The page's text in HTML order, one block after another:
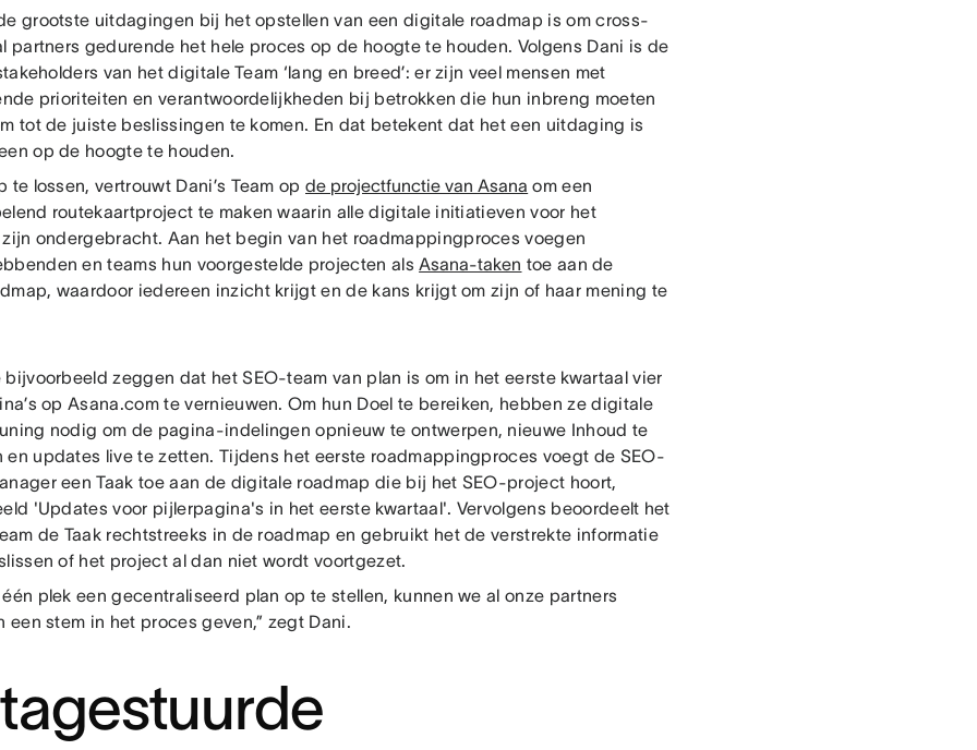
grootste uitdagingen bij het opstellen van een digitale roadmap is om cross-
partners gedurende het hele proces op de hoogte te houden. Volgens Dani is de
van het digitale Team ‘lang en breed’: er zijn veel mensen met
prioriteiten en verantwoordelijkheden bij betrokken die hun inbreng moeten
tot de juiste beslissingen te komen. En dat betekent dat het een uitdaging is
op de hoogte te houden.
te lossen, vertrouwt Dani’s Team opde projectfunctie van Asana om een
routekaartproject te maken waarin alle digitale initiatieven voor het
ondergebracht. Aan het begin van het roadmappingproces voegen
en teams hun voorgestelde projecten alsAsana-taken toe aan de
waardoor iedereen inzicht krijgt en de kans krijgt om zijn of haar mening te
bijvoorbeeld zeggen dat het SEO-team van plan is om in het eerste kwartaal vier
op Asana.com te vernieuwen. Om hun Doel te bereiken, hebben ze digitale
nodig om de pagina-indelingen opnieuw te ontwerpen, nieuwe Inhoud te
en updates live te zetten. Tijdens het eerste roadmappingproces voegt de SEO-
een Taak toe aan de digitale roadmap die bij het SEO-project hoort,
'Updates voor pijlerpagina's in het eerste kwartaal'. Vervolgens beoordeelt het
de Taak rechtstreeks in de roadmap en gebruikt het de verstrekte informatie
of het project al dan niet wordt voortgezet.
één plek een gecentraliseerd plan op te stellen, kunnen we al onze partners
een stem in het proces geven,” zegt Dani.